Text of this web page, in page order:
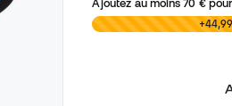
Ajoutez au moins70 €
0,00 €